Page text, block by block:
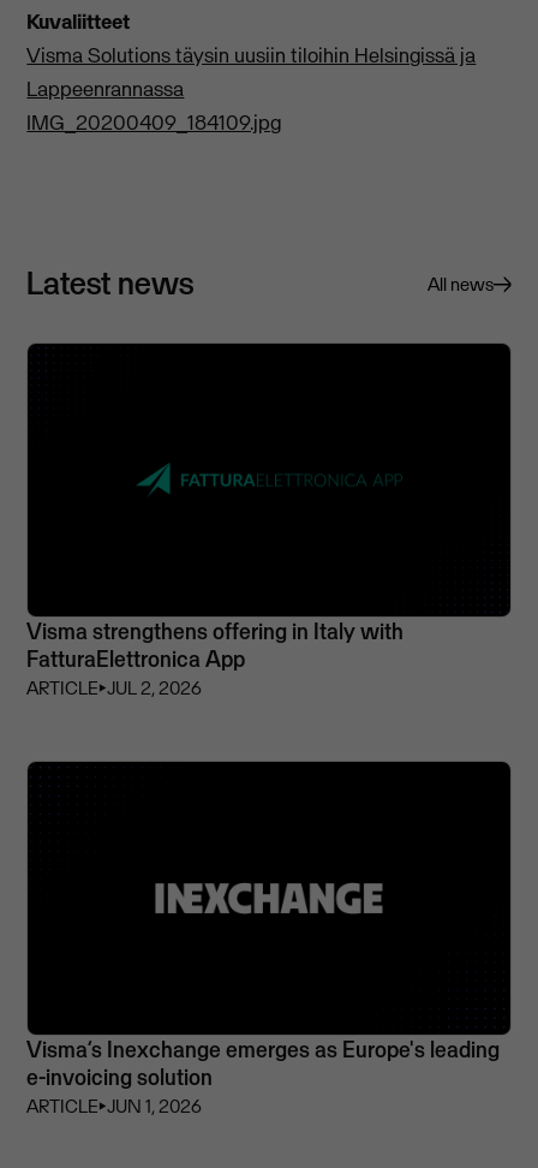
Kuvaliitteet
Visma Solutions täysin uusiin tiloihin Helsingissä ja
Lappeenrannassa
IMG_20200409_184109.jpg
Latest news All news
Visma strengthens offering in Italy with
FatturaElettronica App
ARTICLE⏵JUL 2, 2026
Visma’s Inexchange emerges as Europe's leading
e-invoicing solution
ARTICLE⏵JUN 1, 2026